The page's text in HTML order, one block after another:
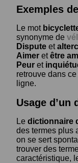
Exemples
Le mot
synonyme de
Dispute et
Aimer etêtre
Peur et
retrouve dans
ligne.
Usage
Le dictionnaire
des termes plus
on se sert
trouver des
caractéristique,